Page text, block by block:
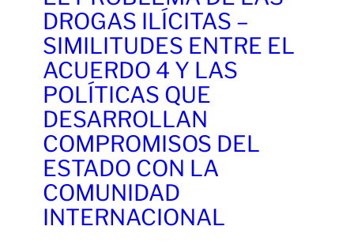
DROGAS ILÍCITAS –
SIMILITUDES ENTRE EL
ACUERDO 4 Y LAS
POLÍTICAS QUE
DESARROLLAN
COMPROMISOS DEL
ESTADO CON LA
COMUNIDAD
INTERNACIONAL